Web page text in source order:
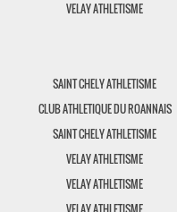
VELAY ATHLETISME
SAINT CHELY ATHLETISME
CLUB ATHLETIQUE DU ROANNAIS
SAINT CHELY ATHLETISME
VELAY ATHLETISME
VELAY ATHLETISME
VELAY ATHLETISME